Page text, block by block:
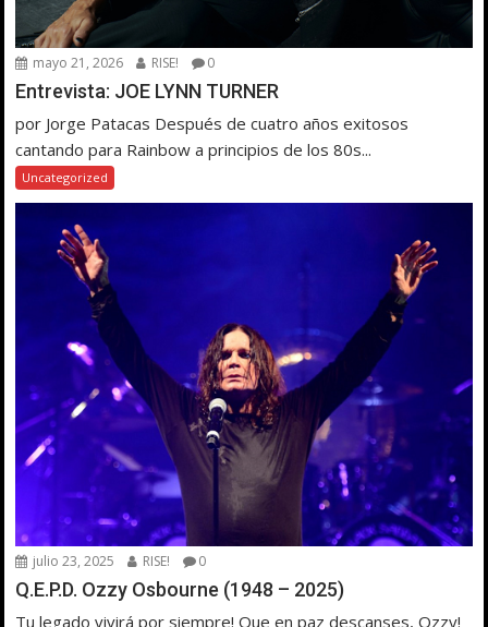
mayo 21, 2026 RISE! 0
Entrevista: JOE LYNN TURNER
por Jorge Patacas Después de cuatro años exitosos
cantando para Rainbow a principios de los 80s...
Uncategorized
julio 23, 2025 RISE! 0
Q.E.P.D. Ozzy Osbourne (1948 – 2025)
Tu legado vivirá por siempre! Que en paz descanses, Ozzy!